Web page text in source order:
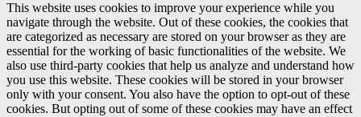
This website uses cookies to improve your experience while you
navigate through the website. Out of these cookies, the cookies that
are categorized as necessary are stored on your browser as they are
essential for the working of basic functionalities of the website. We
also use third-party cookies that help us analyze and understand how
you use this website. These cookies will be stored in your browser
only with your consent. You also have the option to opt-out of these
cookies. But opting out of some of these cookies may have an effect